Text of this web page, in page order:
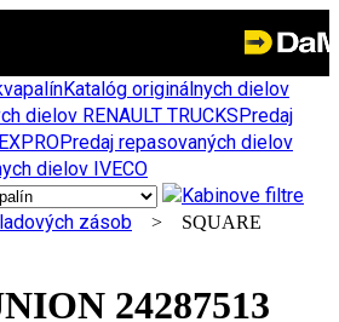
Katalóg originálnych dielov
dielov RENAULT TRUCKSPredaj
Predaj repasovaných dielov
dielov IVECO
zásob > SQUARE
24287513